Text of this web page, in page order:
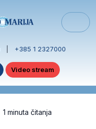
+385 1 2327000
Video stream
1 minuta čitanja